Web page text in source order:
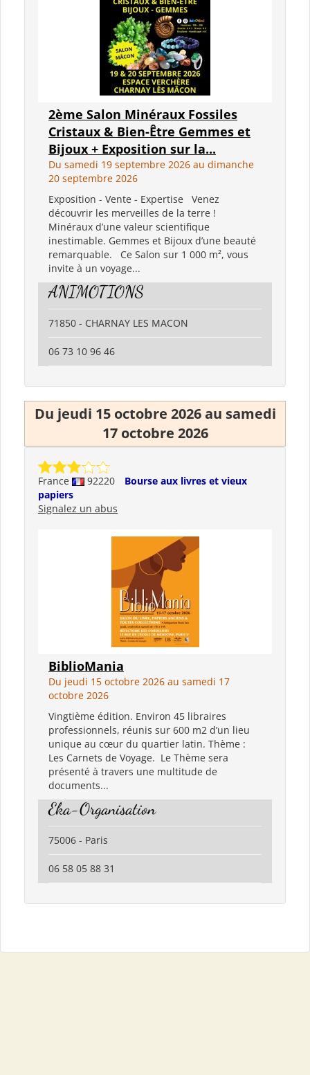
2ème Salon Minéraux Fossiles
Cristaux & Bien-Être Gemmes et
Bijoux + Exposition sur la...
Du samedi 19 septembre 2026 au dimanche
20 septembre 2026
Exposition - Vente - Expertise Venez
découvrir les merveilles de la terre !
Minéraux d’une valeur scientifique
inestimable. Gemmes et Bijoux d’une beauté
remarquable. Ce Salon sur 1 000 m², vous
invite à un voyage...
ANIMOTIONS
71850 - CHARNAY LES MACON
06 73 10 96 46
Du jeudi 15 octobre 2026 au samedi
17 octobre 2026
France 92220
Bourse aux livres et vieux
papiers
Signalez un abus
BiblioMania
Du jeudi 15 octobre 2026 au samedi 17
octobre 2026
Vingtième édition. Environ 45 libraires
professionnels, réunis sur 600 m2 d’un lieu
unique au cœur du quartier latin. Thème :
Les Carnets de Voyage. Le Thème sera
présenté à travers une multitude de
documents...
Eka-Organisation
75006 - Paris
06 58 05 88 31